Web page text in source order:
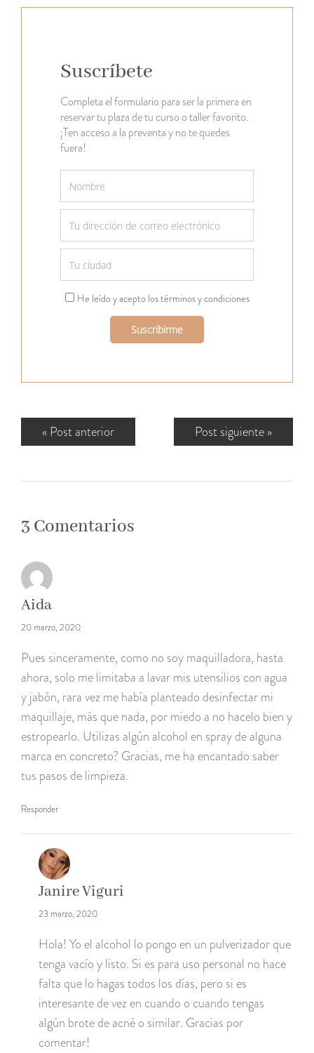
Suscríbete
Completa el formulario para ser la primera en
reservar tu plaza de tu curso o taller favorito.
¡Ten acceso a la preventa y no te quedes
fuera!
He leído y acepto los términos y condiciones
« Post anterior Post siguiente»
3 Comentarios
Aida
20 marzo, 2020
Pues sinceramente, como no soy maquilladora, hasta
ahora, solo me limitaba a lavar mis utensilios con agua
y jabón, rara vez me había planteado desinfectar mi
maquillaje, más que nada, por miedo a no hacelo bien y
estropearlo. Utilizas algún alcohol en spray de alguna
marca en concreto? Gracias, me ha encantado saber
tus pasos de limpieza.
Responder
Janire Viguri
23 marzo, 2020
Hola! Yo el alcohol lo pongo en un pulverizador que
tenga vacío y listo. Si es para uso personal no hace
falta que lo hagas todos los días, pero si es
interesante de vez en cuando o cuando tengas
algún brote de acné o similar. Gracias por
comentar!